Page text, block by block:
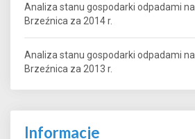
Analiza stanu gospodarki odpadami
Brzeźnica za 2014 r.
Analiza stanu gospodarki odpadami
Brzeźnica za 2013 r.
Informacje